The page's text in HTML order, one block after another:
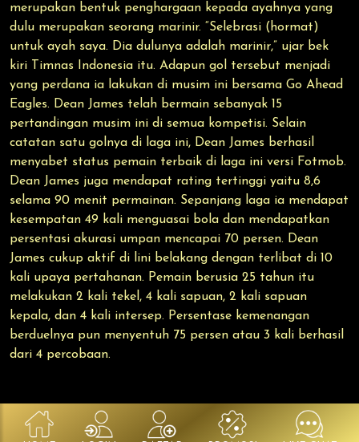
merupakan bentuk penghargaan kepada ayahnya yang
dulu merupakan seorang marinir. “Selebrasi (hormat)
untuk ayah saya. Dia dulunya adalah marinir,” ujar bek
kiri Timnas Indonesia itu. Adapun gol tersebut menjadi
yang perdana ia lakukan di musim ini bersama Go Ahead
Eagles. Dean James telah bermain sebanyak 15
pertandingan musim ini di semua kompetisi. Selain
catatan satu golnya di laga ini, Dean James berhasil
menyabet status pemain terbaik di laga ini versi Fotmob.
Dean James juga mendapat rating tertinggi yaitu 8,6
selama 90 menit permainan. Sepanjang laga ia mendapat
kesempatan 49 kali menguasai bola dan mendapatkan
persentasi akurasi umpan mencapai 70 persen. Dean
James cukup aktif di lini belakang dengan terlibat di 10
kali upaya pertahanan. Pemain berusia 25 tahun itu
melakukan 2 kali tekel, 4 kali sapuan, 2 kali sapuan
kepala, dan 4 kali intersep. Persentase kemenangan
berduelnya pun menyentuh 75 persen atau 3 kali berhasil
dari 4 percobaan.